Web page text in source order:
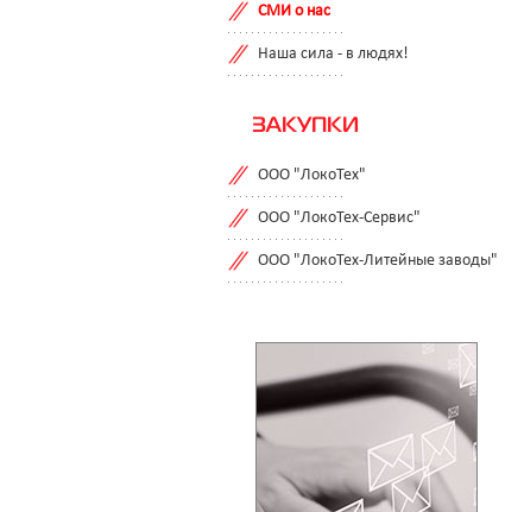
СМИ о нас
Наша сила - в людях!
ЗАКУПКИ
ООО "ЛокоТех"
ООО "ЛокоТех-Сервис"
ООО "ЛокоТех-Литейные заводы"